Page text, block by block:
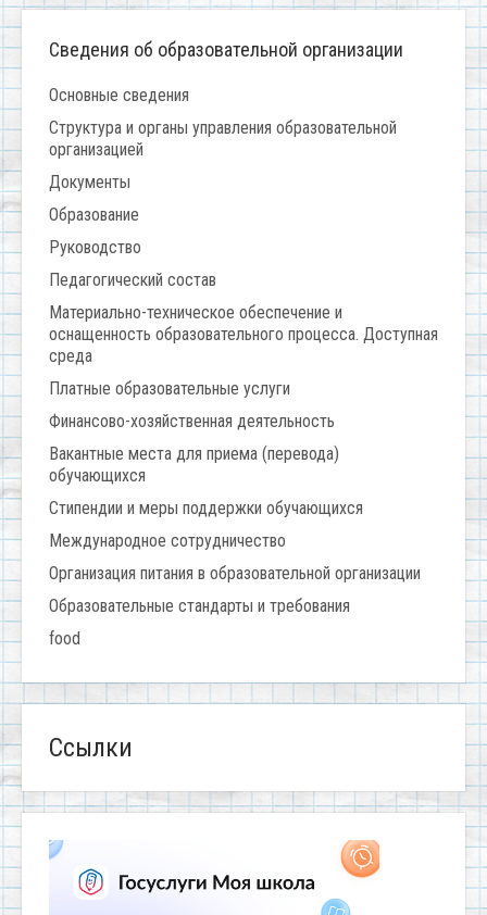
Сведения об образовательной организации
Основные сведения
Структура и органы управления образовательной
организацией
Документы
Образование
Руководство
Педагогический состав
Материально-техническое обеспечение и
оснащенность образовательного процесса. Доступная
среда
Платные образовательные услуги
Финансово-хозяйственная деятельность
Вакантные места для приема (перевода)
обучающихся
Стипендии и меры поддержки обучающихся
Международное сотрудничество
Организация питания в образовательной организации
Образовательные стандарты и требования
food
Ссылки